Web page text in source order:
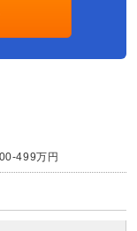
499万円